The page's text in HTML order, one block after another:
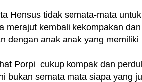
Hensus tidak semata-mata
merajut kembali kekompakan
dengan anak anak yang memiliki
Porpi cukup kompak dan
bukan semata mata siapa yang